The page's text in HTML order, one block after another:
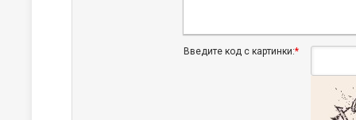
Введите код с картинки:*